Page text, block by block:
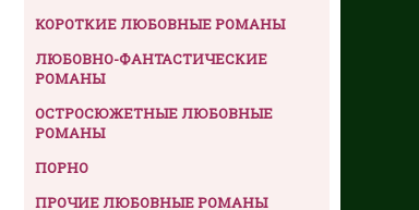
КОРОТКИЕ ЛЮБОВНЫЕ РОМАНЫ
ЛЮБОВНО-ФАНТАСТИЧЕСКИЕ
РОМАНЫ
ОСТРОСЮЖЕТНЫЕ ЛЮБОВНЫЕ
РОМАНЫ
ПОРНО
ПРОЧИЕ ЛЮБОВНЫЕ РОМАНЫ